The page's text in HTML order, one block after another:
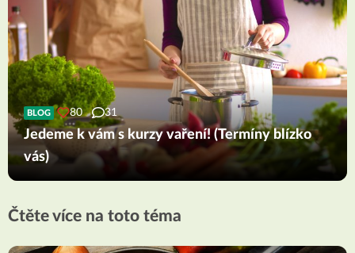
BLOG 80 31
Jedeme k vám s kurzy vaření! (Termíny blízko
vás)
Čtěte více na toto téma